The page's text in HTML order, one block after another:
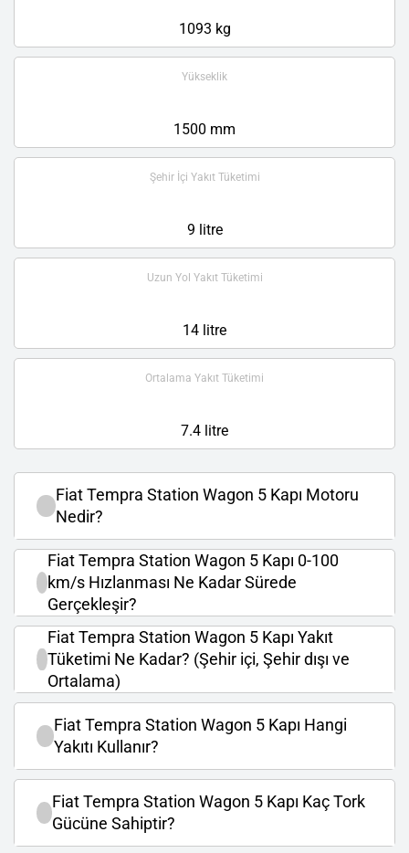
1093 kg
Yükseklik
1500 mm
Şehir İçi Yakıt Tüketimi
9 litre
Uzun Yol Yakıt Tüketimi
14 litre
Ortalama Yakıt Tüketimi
7.4 litre
Fiat Tempra Station Wagon 5 Kapı Motoru
Nedir?
Fiat Tempra Station Wagon 5 Kapı 0-100
km/s Hızlanması Ne Kadar Sürede
Gerçekleşir?
Fiat Tempra Station Wagon 5 Kapı Yakıt
Tüketimi Ne Kadar? (Şehir içi, Şehir dışı ve
Ortalama)
Fiat Tempra Station Wagon 5 Kapı Hangi
Yakıtı Kullanır?
Fiat Tempra Station Wagon 5 Kapı Kaç Tork
Gücüne Sahiptir?